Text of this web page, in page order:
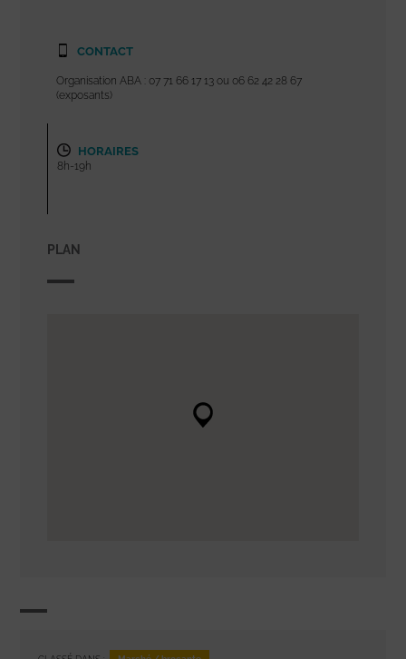
CONTACT
Organisation ABA : 07 71 66 17 13 ou 06 62 42 28 67
(exposants)
HORAIRES
8h-19h
PLAN